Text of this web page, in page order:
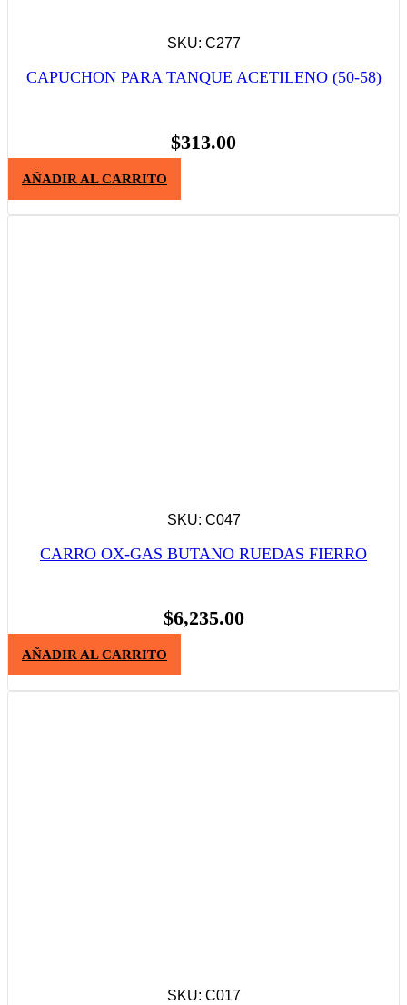
SKU: C277
CAPUCHON PARA TANQUE ACETILENO (50-58)
$313.00
AÑADIR AL CARRITO
SKU: C047
CARRO OX-GAS BUTANO RUEDAS FIERRO
$6,235.00
AÑADIR AL CARRITO
SKU: C017